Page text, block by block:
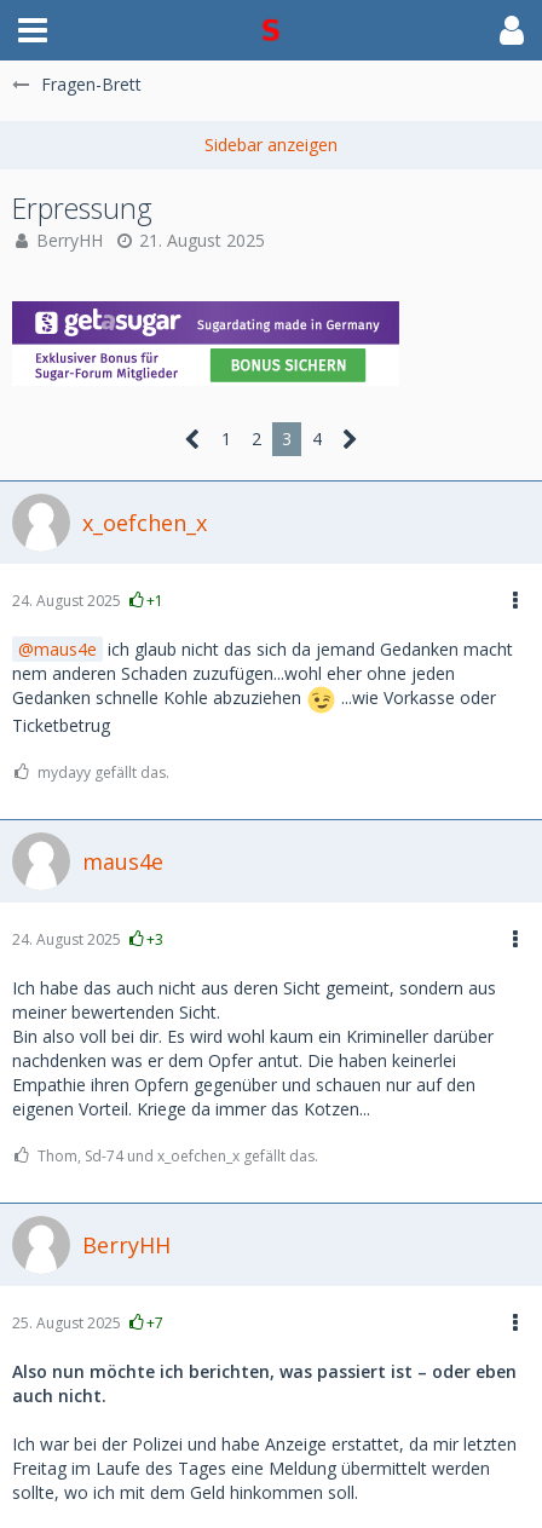
Fragen-Brett
Erpressung
BerryHH 21. August 2025
1 2 3 4
x_oefchen_x
24. August 2025 +1
maus4e ich glaub nicht das sich da jemand Gedanken macht
nem anderen Schaden zuzufügen...wohl eher ohne jeden
Gedanken schnelle Kohle abzuziehen
...wie Vorkasse oder
Ticketbetrug
mydayy gefällt das.
maus4e
24. August 2025 +3
Ich habe das auch nicht aus deren Sicht gemeint, sondern aus
meiner bewertenden Sicht.
Bin also voll bei dir. Es wird wohl kaum ein Krimineller darüber
nachdenken was er dem Opfer antut. Die haben keinerlei
Empathie ihren Opfern gegenüber und schauen nur auf den
eigenen Vorteil. Kriege da immer das Kotzen...
Thom, Sd-74 und x_oefchen_x gefällt das.
BerryHH
25. August 2025 +7
Also nun möchte ich berichten, was passiert ist – oder eben
auch nicht.
Ich war bei der Polizei und habe Anzeige erstattet, da mir letzten
Freitag im Laufe des Tages eine Meldung übermittelt werden
sollte, wo ich mit dem Geld hinkommen soll.